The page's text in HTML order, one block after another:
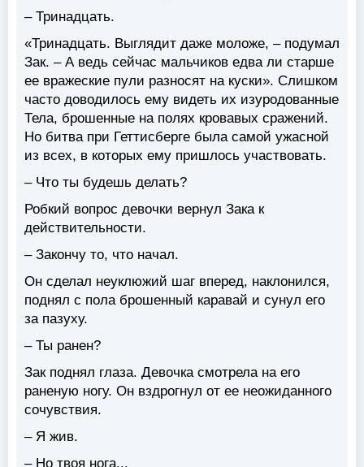
– Тринадцать.
«Тринадцать. Выглядит даже моложе, – подумал
Зак. – А ведь сейчас мальчиков едва ли старше
ее вражеские пули разносят на куски». Слишком
часто доводилось ему видеть их изуродованные
Тела, брошенные на полях кровавых сражений.
Но битва при Геттисберге была самой ужасной
из всех, в которых ему пришлось участвовать.
– Что ты будешь делать?
Робкий вопрос девочки вернул Зака к
действительности.
– Закончу то, что начал.
Он сделал неуклюжий шаг вперед, наклонился,
поднял с пола брошенный каравай и сунул его
за пазуху.
– Ты ранен?
Зак поднял глаза. Девочка смотрела на его
раненую ногу. Он вздрогнул от ее неожиданного
сочувствия.
– Я жив.
– Но твоя нога...